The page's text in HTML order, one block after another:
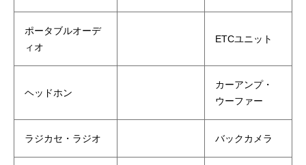
ポータブルオーデ
ィオ
ETCユニット
ヘッドホン
カーアンプ・
ウーファー
ラジカセ・ラジオ バックカメラ